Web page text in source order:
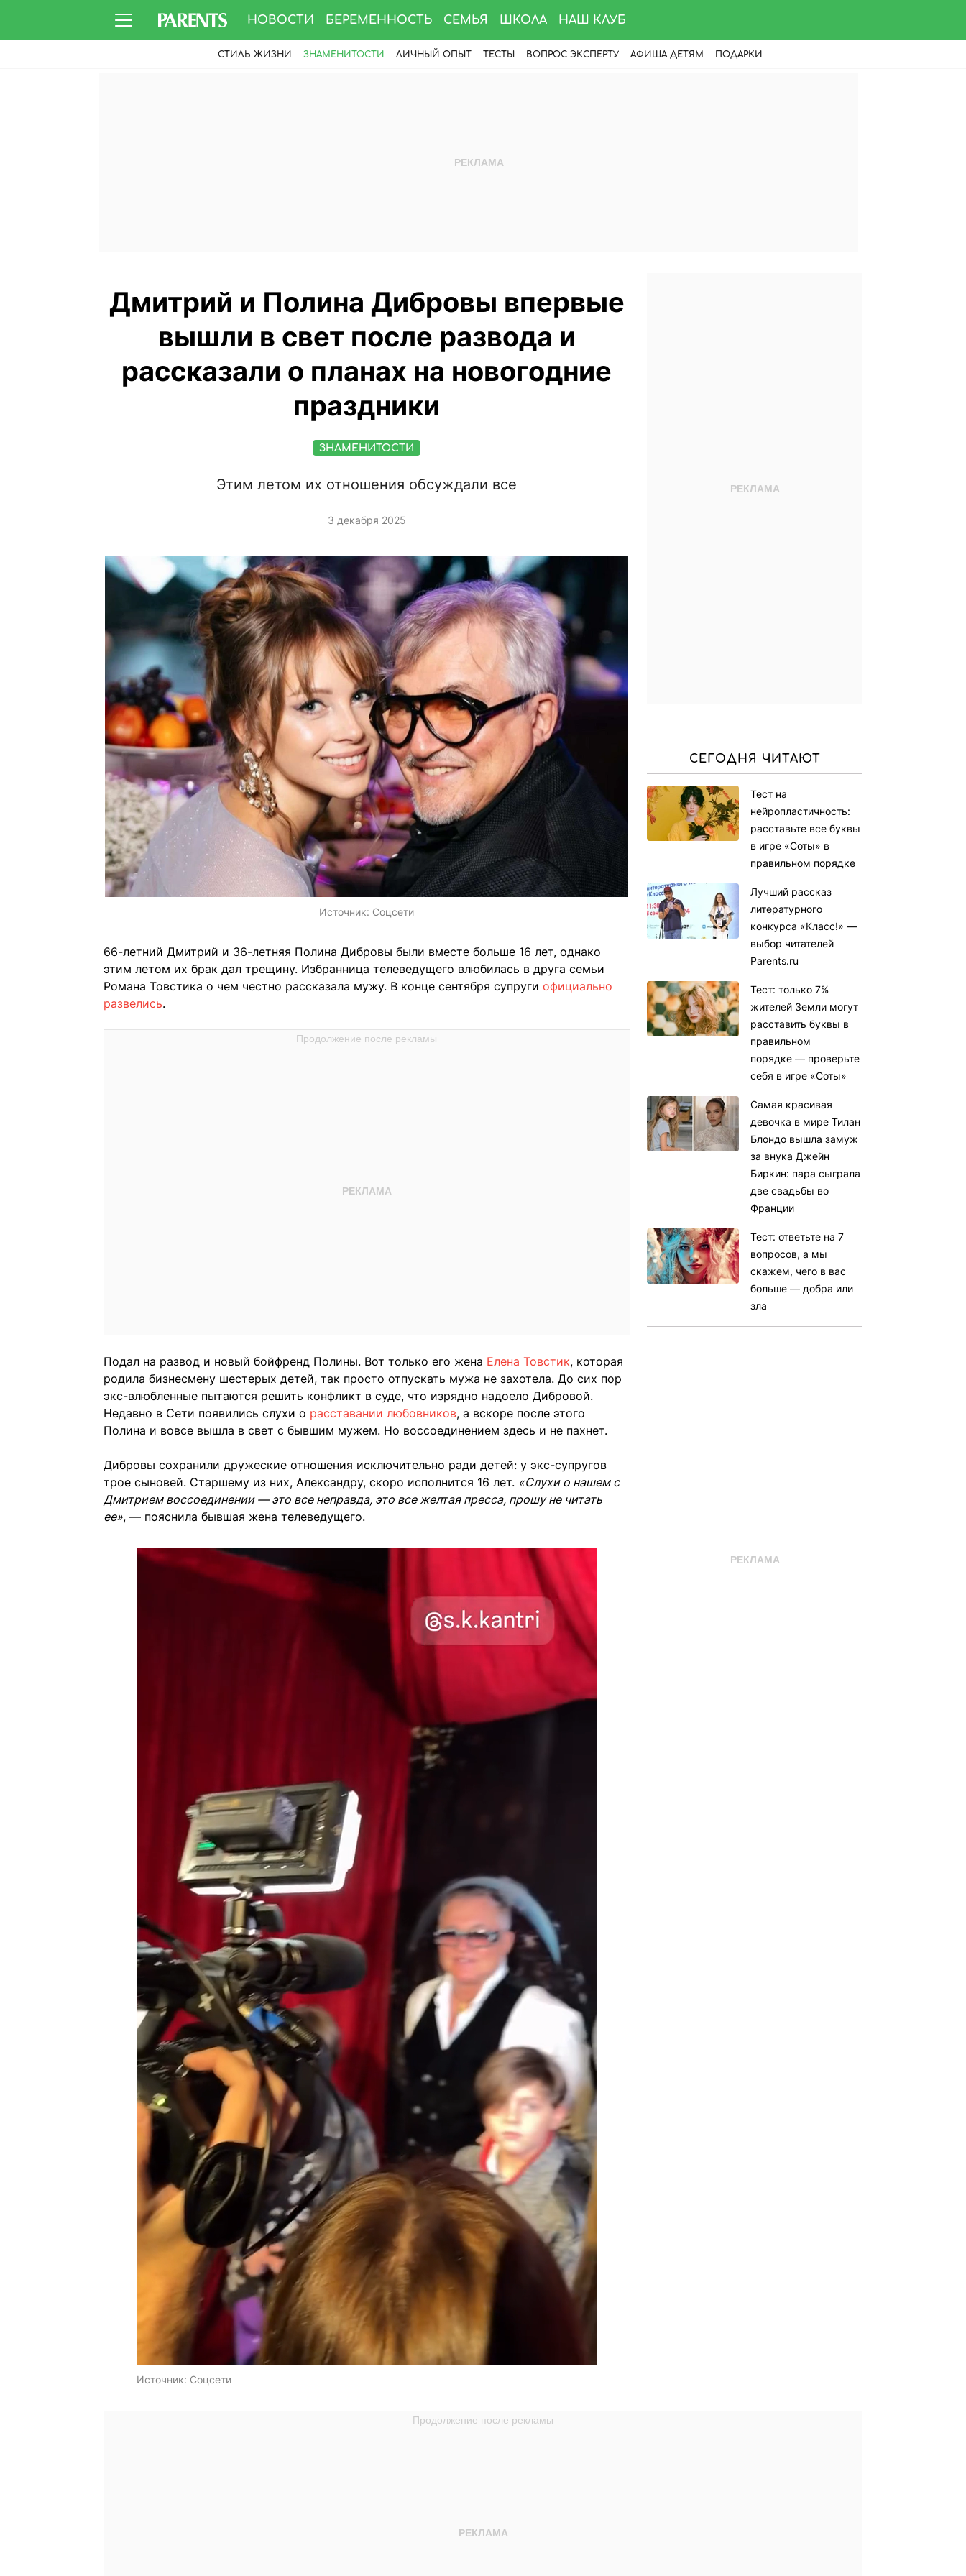
НОВОСТИ БЕРЕМЕННОСТЬ СЕМЬЯ ШКОЛА НАШ КЛУБ
СТИЛЬ ЖИЗНИ ЗНАМЕНИТОСТИ ЛИЧНЫЙ ОПЫТ ТЕСТЫ ВОПРОС ЭКСПЕРТУ АФИША ДЕТЯМ ПОДАРКИ
Дмитрий и Полина Дибровы впервые
вышли в свет после развода и
рассказали о планах на новогодние
праздники
ЗНАМЕНИТОСТИ
Этим летом их отношения обсуждали все
3 декабря 2025
Источник: Соцсети
66-летний Дмитрий и 36-летняя Полина Дибровы были вместе больше 16 лет, однако
этим летом их брак дал трещину. Избранница телеведущего влюбилась в друга семьи
Романа Товстика о чем честно рассказала мужу. В конце сентября супруги официально
развелись.
Подал на развод и новый бойфренд Полины. Вот только его жена Елена Товстик, которая
родила бизнесмену шестерых детей, так просто отпускать мужа не захотела. До сих пор
экс-влюбленные пытаются решить конфликт в суде, что изрядно надоело Дибровой.
Недавно в Сети появились слухи о расставании любовников, а вскоре после этого
Полина и вовсе вышла в свет с бывшим мужем. Но воссоединением здесь и не пахнет.
Дибровы сохранили дружеские отношения исключительно ради детей: у экс-супругов
трое сыновей. Старшему из них, Александру, скоро исполнится 16 лет. «Слухи о нашем с
Дмитрием воссоединении — это все неправда, это все желтая пресса, прошу не читать
ее», — пояснила бывшая жена телеведущего.
Источник: Соцсети
СЕГОДНЯ ЧИТАЮТ
Тест на
нейропластичность:
расставьте все буквы
в игре «Соты» в
правильном порядке
Лучший рассказ
литературного
конкурса «Класс!» —
выбор читателей
Parents.ru
Тест: только 7%
жителей Земли могут
расставить буквы в
правильном
порядке — проверьте
себя в игре «Соты»
Самая красивая
девочка в мире Тилан
Блондо вышла замуж
за внука Джейн
Биркин: пара сыграла
две свадьбы во
Франции
Тест: ответьте на 7
вопросов, а мы
скажем, чего в вас
больше — добра или
зла